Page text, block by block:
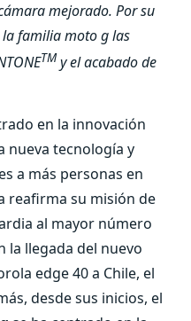
mejorado. Por su
familia moto g las
TM y el acabado de
en la innovación
nueva tecnología y
a más personas en
reafirma su misión de
al mayor número
la llegada del nuevo
edge 40 a Chile, el
desde sus inicios, el